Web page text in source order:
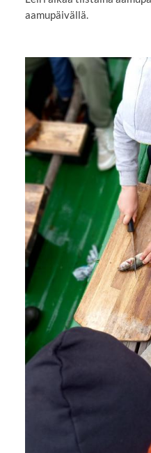
aamupäivällä.